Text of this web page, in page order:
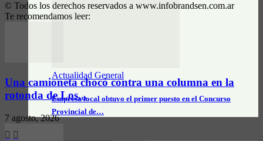
Actualidad General
Empresa local obtuvo el primer puesto en el Concurso
Provincial de…
© Todos los derechos reservados a www.infobrandsen.com.ar
Te recomendamos leer:
Una camioneta chocó contra una columna en la
rotonda de Los...
7 agosto, 2026